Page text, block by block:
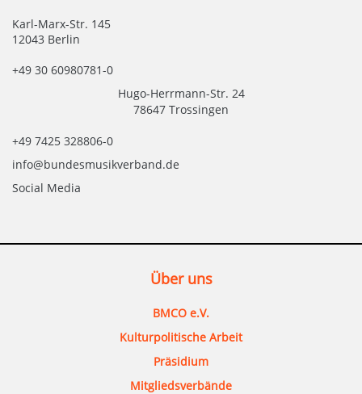
Karl-Marx-Str. 145
12043 Berlin
+49 30 60980781-0
Hugo-Herrmann-Str. 24
78647 Trossingen
+49 7425 328806-0
info@bundesmusikverband.de
Social Media
Über uns
BMCO e.V.
Kulturpolitische Arbeit
Präsidium
Mitgliedsverbände